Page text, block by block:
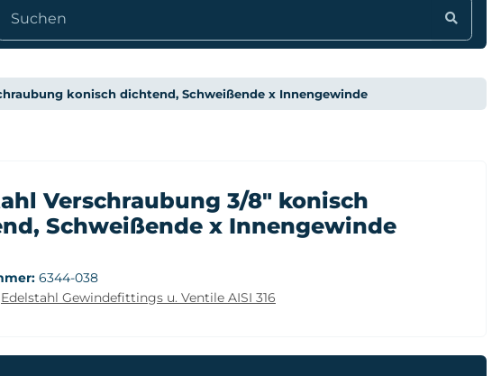
konisch dichtend, Schweißende x Innengewinde
Verschraubung 3/8" konisch
Schweißende x Innengewinde
6344-038
Edelstahl Gewindefittings u. Ventile AISI 316